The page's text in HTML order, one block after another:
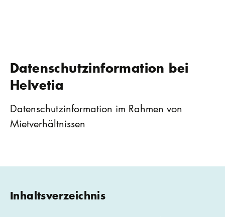
Datenschutzinformation bei
Helvetia
Datenschutzinformation im Rahmen von
Mietverhältnissen
Inhaltsverzeichnis